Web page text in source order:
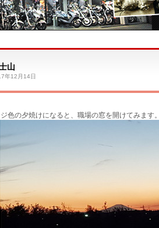
山
年12月14日
色の夕焼けになると、職場の窓を開けてみます。
新車検索
サービス工場